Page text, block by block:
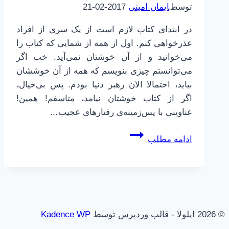
توسطایمان امینی 2017-02-21
در ابتدای کتاب لازم است از یک سری از افراد
عذرخواهی کنم. اول از همه از شمایی که کتاب را
می‌خوانید و از آن خوشتان نمی‌آید. خب اگر
می‌توانستم چیزی بنویسم که همه از آن خوششان
بیاید، احتمالا الان رهبر دنیا بودم. پس بی‌خیال،
اگر از کتاب خوشتان نیامد، متاسفم! همین!
عناوینی با پس‌زمینه‌ی رفتارهای عجیب…
ادامه مطلب
مغز
© 2026 ایلولا - قالب وردپرس توسط
Kadence WP